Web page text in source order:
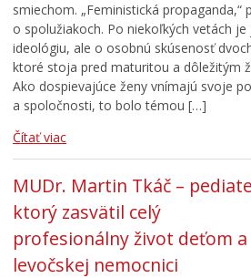
smiechom. „Feministická propaganda,“
o spolužiakoch. Po niekoľkých vetách
ideológiu, ale o osobnú skúsenosť
ktoré stoja pred maturitou a dôležitým
Ako dospievajúce ženy vnímajú svoje
a spoločnosti, to bolo témou […]
Čítať viac
MUDr. Martin Tkáč –
ktorý zasvätil celý
profesionálny život deťom a
levočskej nemocnici